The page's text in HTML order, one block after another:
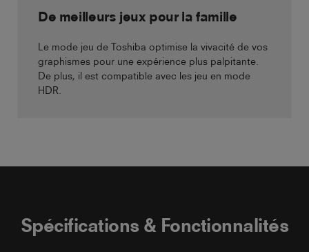
De meilleurs jeux pour la famille
Le mode jeu de Toshiba optimise la vivacité de vos
graphismes pour une expérience plus palpitante.
De plus, il est compatible avec les jeu en mode
HDR.
Spécifications & Fonctionnalités